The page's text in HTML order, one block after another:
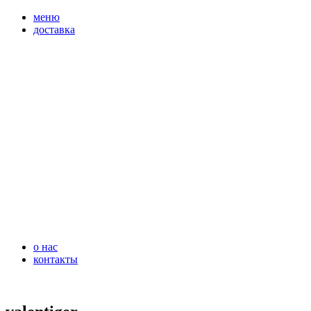
перейтименю
доставка
о нас
контакты